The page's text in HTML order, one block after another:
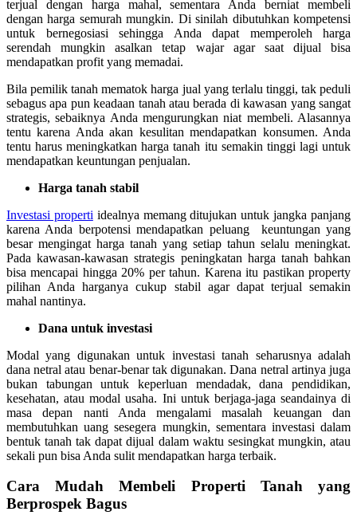
terjual dengan harga mahal, sementara Anda berniat membeli
dengan harga semurah mungkin. Di sinilah dibutuhkan kompetensi
untuk bernegosiasi sehingga Anda dapat memperoleh harga
serendah mungkin asalkan tetap wajar agar saat dijual bisa
mendapatkan profit yang memadai.
Bila pemilik tanah mematok harga jual yang terlalu tinggi, tak peduli
sebagus apa pun keadaan tanah atau berada di kawasan yang sangat
strategis, sebaiknya Anda mengurungkan niat membeli. Alasannya
tentu karena Anda akan kesulitan mendapatkan konsumen. Anda
tentu harus meningkatkan harga tanah itu semakin tinggi lagi untuk
mendapatkan keuntungan penjualan.
Harga tanah stabil
Investasi properti idealnya memang ditujukan untuk jangka panjang
karena Anda berpotensi mendapatkan peluang keuntungan yang
besar mengingat harga tanah yang setiap tahun selalu meningkat.
Pada kawasan-kawasan strategis peningkatan harga tanah bahkan
bisa mencapai hingga 20% per tahun. Karena itu pastikan property
pilihan Anda harganya cukup stabil agar dapat terjual semakin
mahal nantinya.
Dana untuk investasi
Modal yang digunakan untuk investasi tanah seharusnya adalah
dana netral atau benar-benar tak digunakan. Dana netral artinya juga
bukan tabungan untuk keperluan mendadak, dana pendidikan,
kesehatan, atau modal usaha. Ini untuk berjaga-jaga seandainya di
masa depan nanti Anda mengalami masalah keuangan dan
membutuhkan uang sesegera mungkin, sementara investasi dalam
bentuk tanah tak dapat dijual dalam waktu sesingkat mungkin, atau
sekali pun bisa Anda sulit mendapatkan harga terbaik.
Cara Mudah Membeli Properti Tanah yang
Berprospek Bagus